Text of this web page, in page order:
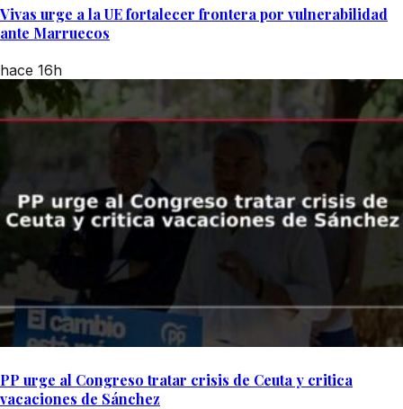
Vivas urge a la UE fortalecer frontera por vulnerabilidad
ante Marruecos
hace 16h
PP urge al Congreso tratar crisis de Ceuta y critica
vacaciones de Sánchez